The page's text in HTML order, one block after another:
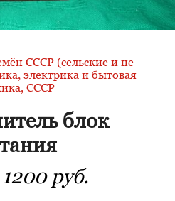
СССР (сельские и не
электрика и бытовая
СССР
блок
1200 руб.